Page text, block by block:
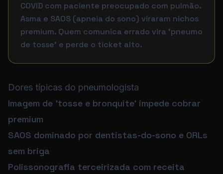
COVID com paciente preocupado com pulmão.
Asma e SAOS (apneia do sono) viraram nichos
premium. Quem comunica errado vira 'pneumo
de tosse' e perde o ticket alto.
Dores típicas do pneumologista
Imagem de 'tosse e bronquite' impede cobrar
premium
SAOS dominado por dentistas-do-sono e ORLs
sem briga
Polissonografia terceirizada com receita